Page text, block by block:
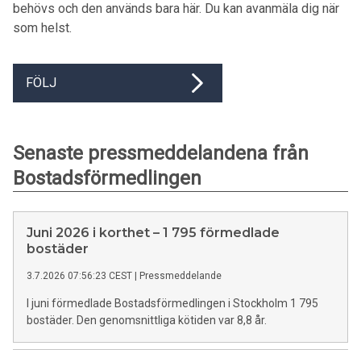
behövs och den används bara här. Du kan avanmäla dig när
som helst.
FÖLJ
Senaste pressmeddelandena från
Bostadsförmedlingen
Juni 2026 i korthet – 1 795 förmedlade
bostäder
3.7.2026 07:56:23 CEST Pressmeddelande
I juni förmedlade Bostadsförmedlingen i Stockholm 1 795
bostäder. Den genomsnittliga kötiden var 8,8 år.